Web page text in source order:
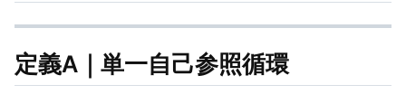
定義A｜単一自己参照循環